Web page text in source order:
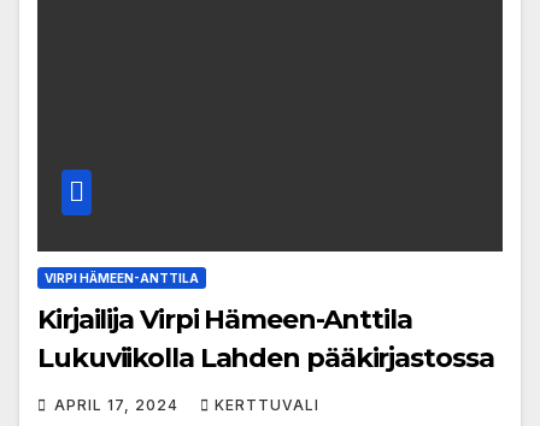
VIRPI HÄMEEN-ANTTILA
Kirjailija Virpi Hämeen-Anttila
Lukuviikolla Lahden pääkirjastossa
APRIL 17, 2024 KERTTUVALI